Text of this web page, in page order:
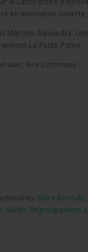
en innovation
Marconi Alexandra.
La-Petite-Patrie.
avec Aire Commune
Bière Boréale,
, Soder, Regroupement